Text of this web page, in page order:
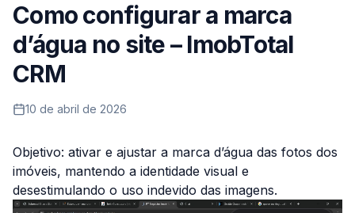
Como configurar a marca
d’água no site – ImobTotal
CRM
10 de abril de 2026
Objetivo: ativar e ajustar a marca d’água das fotos dos
imóveis, mantendo a identidade visual e
desestimulando o uso indevido das imagens.